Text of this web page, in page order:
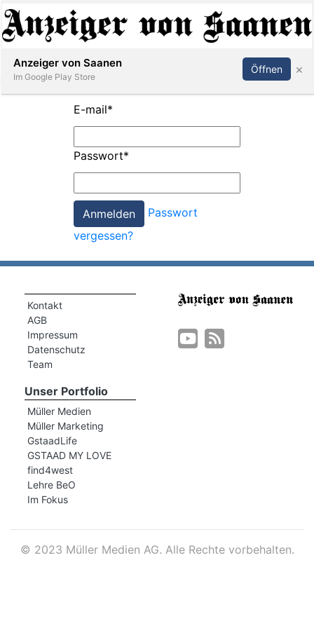
Abonnieren Anmelden
E-mail*
Passwort*
Passwort
vergessen?
Kontakt
AGB
Impressum
Datenschutz
Team
Unser Portfolio
Müller Medien
Müller Marketing
GstaadLife
GSTAAD MY LOVE
find4west
Lehre BeO
Im Fokus
© 2023 Müller Medien AG. Alle Rechte vorbehalten.
Anzeiger von Saanen
Im Google Play Store
Öffnen ×